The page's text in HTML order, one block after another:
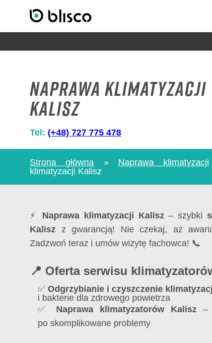
Naprawa klimatyzacji
Kalisz
Tel: (+48) 727 775 478
Strona główna » Naprawa klimatyzacji
klimatyzacji Kalisz
⚡ Naprawa klimatyzacji Kalisz– szybki
Kalisz z gwarancją! Nie czekaj, aż
Zadzwoń teraz i umów wizytę fachowca! 📞
📍 Oferta serwisu
✅ Odgrzybianie i czyszczenie
i bakterie dla zdrowego powietrza
✅ Naprawa klimatyzatorów Kalisz –
po skomplikowane problemy